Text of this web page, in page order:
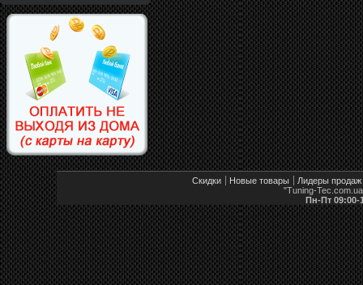
Скидки Новые товары
Лидеры продаж
"Tuning-
Пн-Пт 09:00-